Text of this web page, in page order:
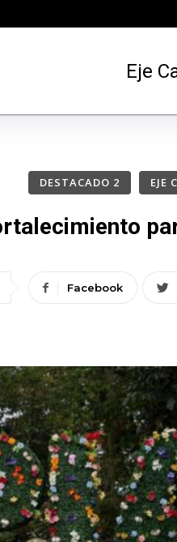
Eje
DESTACADO 2 EJE
Facebook